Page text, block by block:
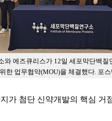
에즈큐리스가 12일 세포막단백질
한 업무협약(MOU)을 체결했다. 포스
가 첨단 신약개발의 핵심 거